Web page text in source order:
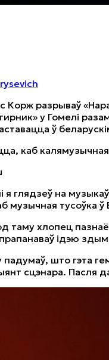
Корж разрываў
у Гомелі
ў
каб калямузычная
я глядзеў на
музычная тусоўка
таму хлопец
прапанаваў ідэю
падумаў, што гэта
сцэнара. Пасля